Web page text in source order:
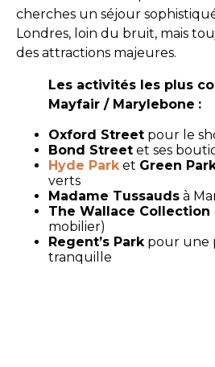
cherches un séjour
Londres, loin du bruit, mais
des attractions majeures.
Les activités les plus
Mayfair / Marylebone :
Oxford Street pour le
Bond Street et ses
Hyde Park et Green
verts
Madame Tussauds à
The Wallace Collection
mobilier)
Regent’s Park pour une
tranquille